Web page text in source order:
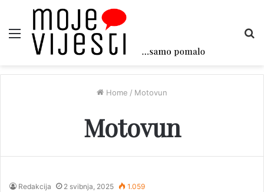
Menu
Home / Motovun
Motovun
Redakcija 2 svibnja, 2025 1.059